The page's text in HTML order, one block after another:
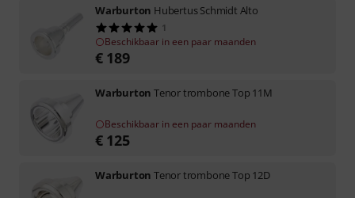
Warburton Hubertus Schmidt Alto
1
Beschikbaar in een paar maanden
€ 189
Warburton Tenor trombone Top 11M
Beschikbaar in een paar maanden
€ 125
Warburton Tenor trombone Top 12D